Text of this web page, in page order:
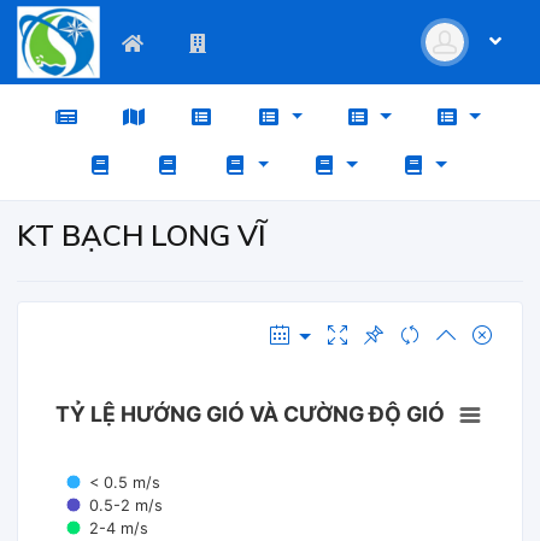
KT BẠCH LONG VĨ
TỶ LỆ HƯỚNG GIÓ VÀ CƯỜNG ĐỘ GIÓ
< 0.5 m/s
0.5-2 m/s
2-4 m/s